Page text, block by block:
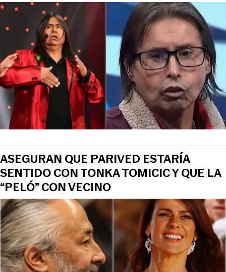
ASEGURAN QUE PARIVED ESTARÍA
SENTIDO CON TONKA TOMICIC Y QUE LA
“PELÓ” CON VECINO